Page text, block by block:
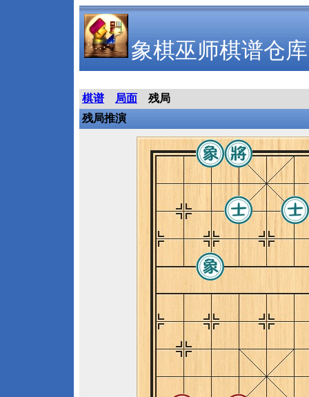
象棋巫师棋谱仓库
棋谱 局面
残局
残局推演